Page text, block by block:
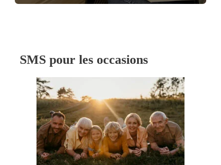
SMS pour les occasions